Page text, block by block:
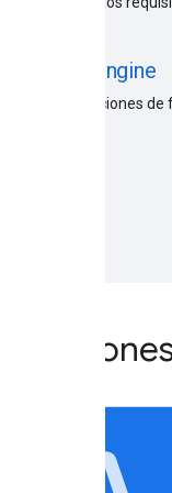
Fleet Engine
las operaciones